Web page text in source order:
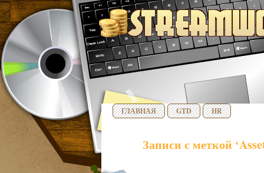
ГЛАВНАЯ GTD HR
Записи с меткой